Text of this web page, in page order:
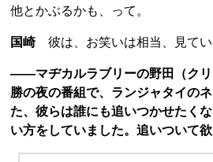
他とかぶるかも、って。
国崎彼は、お笑いは相当、見てい
――マヂカルラブリーの野田（クリ
勝の夜の番組で、ランジャタイの
た、彼らは誰にも追いつかせたく
い方をしていました。追いついて欲